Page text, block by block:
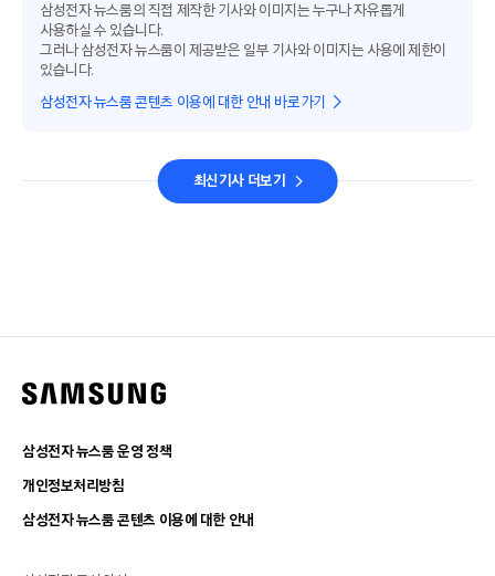
삼성전자 뉴스룸의 직접 제작한 기사와 이미지는 누구나 자유롭게
사용하실 수 있습니다.
그러나 삼성전자 뉴스룸이 제공받은 일부 기사와 이미지는 사용에 제한이
있습니다.
삼성전자 뉴스룸 콘텐츠 이용에 대한 안내 바로가기
최신기사 더보기
삼성전자 뉴스룸 운영 정책
개인정보처리방침
삼성전자 뉴스룸 콘텐츠 이용에 대한 안내